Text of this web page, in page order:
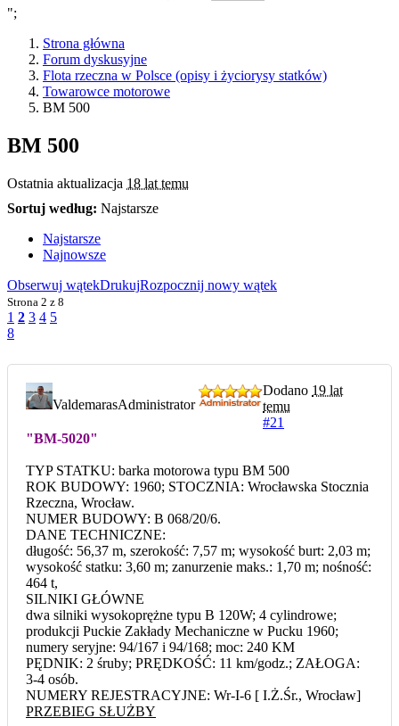
";
Strona główna
Forum dyskusyjne
Flota rzeczna w Polsce (opisy i życiorysy statków)
Towarowce motorowe
BM 500
BM 500
Ostatnia aktualizacja 18 lat temu
Sortuj według: Najstarsze
Najstarsze
Najnowsze
Obserwuj wątekDrukujRozpocznij nowy wątek
Strona 2 z 8
1 2 3 4 5
8
ValdemarasAdministrator
Dodano 19 lat
temu
#21
"BM-5020"
TYP STATKU: barka motorowa typu BM 500
ROK BUDOWY: 1960; STOCZNIA: Wrocławska Stocznia
Rzeczna, Wrocław.
NUMER BUDOWY: B 068/20/6.
DANE TECHNICZNE:
długość: 56,37 m, szerokość: 7,57 m; wysokość burt: 2,03 m;
wysokość statku: 3,60 m; zanurzenie maks.: 1,70 m; nośność:
464 t,
SILNIKI GŁÓWNE
dwa silniki wysokoprężne typu B 120W; 4 cylindrowe;
produkcji Puckie Zakłady Mechaniczne w Pucku 1960;
numery seryjne: 94/167 i 94/168; moc: 240 KM
PĘDNIK: 2 śruby; PRĘDKOŚĆ: 11 km/godz.; ZAŁOGA:
3-4 osób.
NUMERY REJESTRACYJNE: Wr-I-6 [ I.Ż.Śr., Wrocław]
PRZEBIEG SŁUŻBY